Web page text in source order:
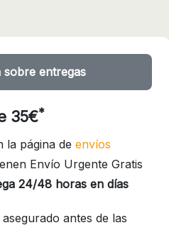
entregas
35€*
la página de envíos
Envío Urgente Gratis
24/48 horas en días
antes de las